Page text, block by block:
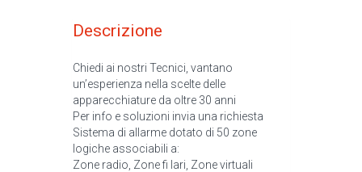
Descrizione
Chiedi ai nostri Tecnici, vantano
un’esperienza nella scelte delle
apparecchiature da oltre 30 anni
Per info e soluzioni invia una richiesta
Sistema di allarme dotato di 50 zone
logiche associabili a:
Zone radio, Zone fi lari, Zone virtuali